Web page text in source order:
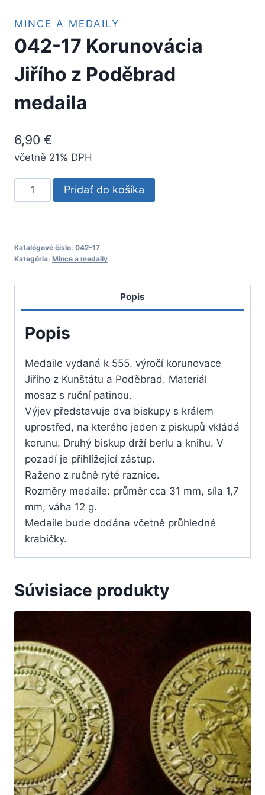
MINCE A MEDAILY
042-17 Korunovácia
Jiřího z Poděbrad
medaila
6,90 €
včetně 21% DPH
množstvo
042-
Jiřího
z
Pridať do košíka
Katalógové číslo: 042-17
Kategória: Mince a medaily
Popis
Popis
Medaile vydaná k 555. výročí korunovace
Jiřího z Kunštátu a Poděbrad. Materiál
mosaz s ruční patinou.
Výjev představuje dva biskupy s králem
uprostřed, na kterého jeden z piskupů vkládá
korunu. Druhý biskup drží berlu a knihu. V
pozadí je přihlížející zástup.
Raženo z ručně ryté raznice.
Rozměry medaile: průměr cca 31 mm, síla 1,7
mm, váha 12 g.
Medaile bude dodána včetně průhledné
krabičky.
Súvisiace produkty